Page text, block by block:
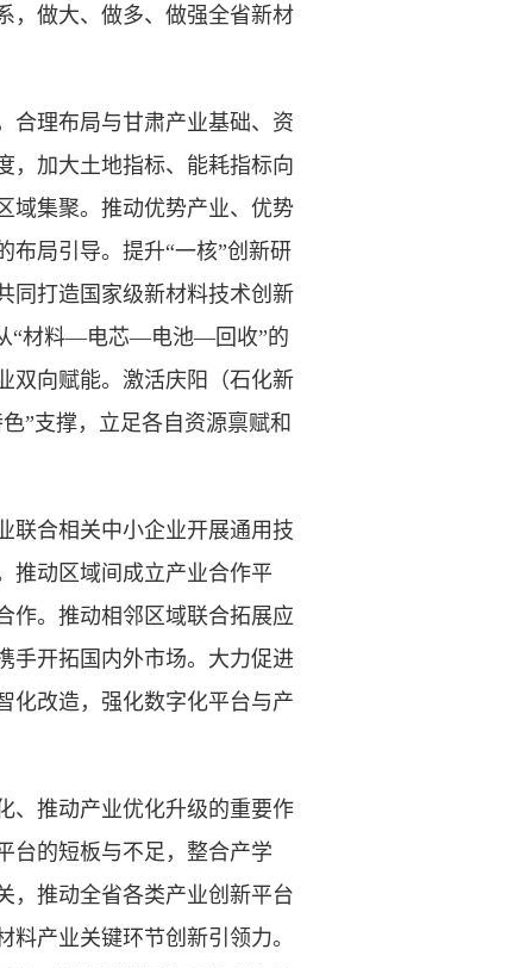
，做大、做多、做强全省新材
理布局与甘肃产业基础、资
，加大土地指标、能耗指标向
域集聚。推动优势产业、优势
布局引导。提升“一核”创新研
同打造国家级新材料技术创新
“材料—电芯—电池—回收”的
双向赋能。激活庆阳（石化新
”支撑，立足各自资源禀赋和
合相关中小企业开展通用技
推动区域间成立产业合作平
作。推动相邻区域联合拓展应
手开拓国内外市场。大力促进
化改造，强化数字化平台与产
推动产业优化升级的重要作
台的短板与不足，整合产学
，推动全省各类产业创新平台
产业关键环节创新引领力。